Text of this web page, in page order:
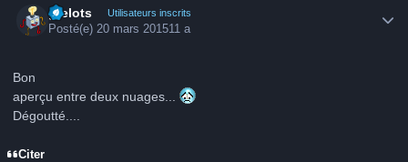
grelots Utilisateurs inscrits
Posté(e)20 mars 201511 a
Bon
aperçu entre deux nuages...
Dégoutté....
Citer